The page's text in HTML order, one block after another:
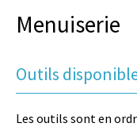
Menuiserie
Outils
Les outils sont en